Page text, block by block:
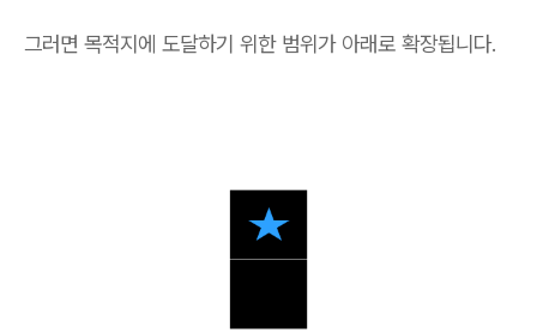
그러면 목적지에 도달하기 위한 범위가 아래로 확장됩니다.